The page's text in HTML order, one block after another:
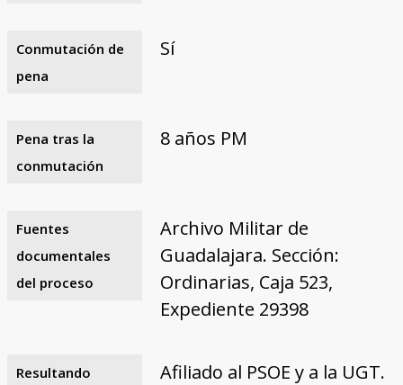
Conmutación de
pena
Sí
Pena tras la
conmutación
8 años PM
Fuentes
documentales
del proceso
Archivo Militar de
Guadalajara. Sección:
Ordinarias, Caja 523,
Expediente 29398
Resultando
Afiliado al PSOE y a la UGT.